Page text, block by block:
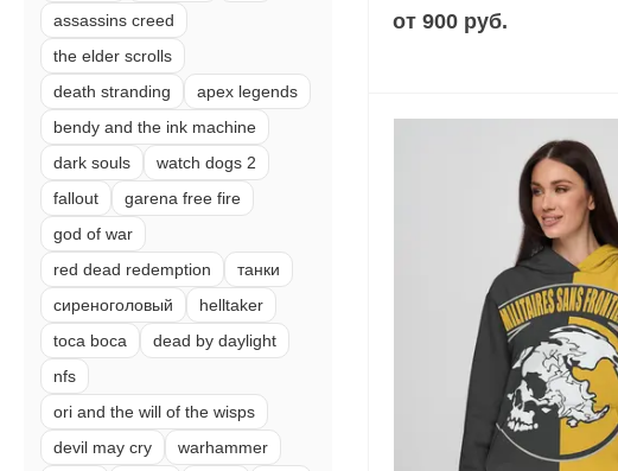
assassins creed
the elder scrolls
death stranding
apex legends
bendy and the ink machine
dark souls
watch dogs 2
fallout
garena free fire
god of war
red dead redemption
танки
сиреноголовый
helltaker
toca boca
dead by daylight
nfs
ori and the will of the wisps
devil may cry
warhammer
от 900 руб.